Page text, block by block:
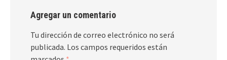
Agregar un comentario
Tu dirección de correo electrónico no será
publicada. Los campos requeridos están